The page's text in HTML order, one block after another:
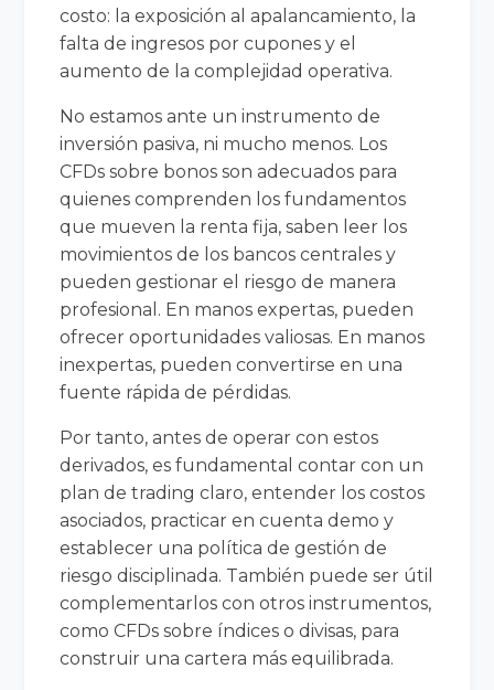
costo: la exposición al apalancamiento, la
falta de ingresos por cupones y el
aumento de la complejidad operativa.
No estamos ante un instrumento de
inversión pasiva, ni mucho menos. Los
CFDs sobre bonos son adecuados para
quienes comprenden los fundamentos
que mueven la renta fija, saben leer los
movimientos de los bancos centrales y
pueden gestionar el riesgo de manera
profesional. En manos expertas, pueden
ofrecer oportunidades valiosas. En manos
inexpertas, pueden convertirse en una
fuente rápida de pérdidas.
Por tanto, antes de operar con estos
derivados, es fundamental contar con un
plan de trading claro, entender los costos
asociados, practicar en cuenta demo y
establecer una política de gestión de
riesgo disciplinada. También puede ser útil
complementarlos con otros instrumentos,
como CFDs sobre índices o divisas, para
construir una cartera más equilibrada.